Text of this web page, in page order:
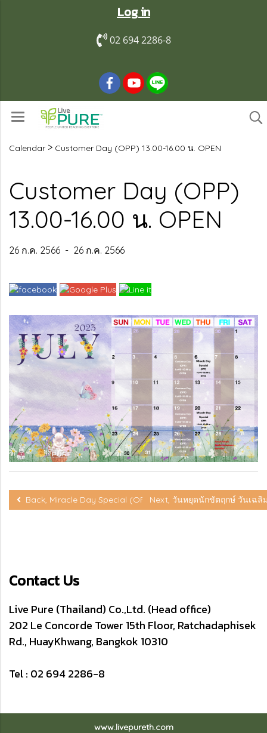
Log in
02 694 2286-8
Calendar > Customer Day (OPP) 13.00-16.00 น. OPEN
Customer Day (OPP)
13.00-16.00 น. OPEN
26 ก.ค. 2566 - 26 ก.ค. 2566
Back, Miracle Day Special (OPP) 13.00-16.00 น. OPEN
Next, วันหยุดนักขัตฤกษ์ วันเฉ
Contact Us
Live Pure (Thailand) Co.,Ltd. (Head office)
202 Le Concorde Tower 15th Floor, Ratchadaphisek
Rd., HuayKhwang, Bangkok 10310
Tel : 02 694 2286-8
www.livepureth.com